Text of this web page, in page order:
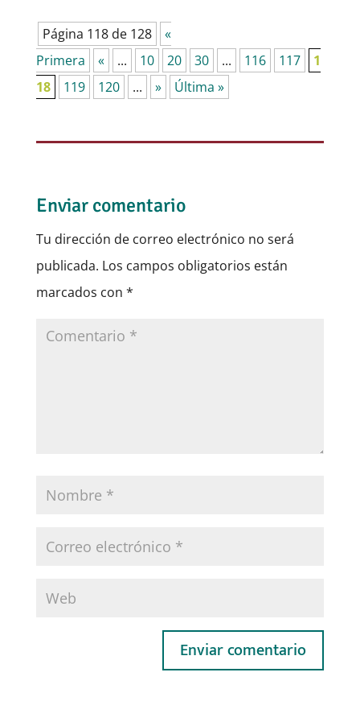
Página 118 de 128
«
Primera
« ... 10 20 30 ... 116 117
1
18
119 120 ... » Última »
Enviar comentario
Tu dirección de correo electrónico no será
publicada. Los campos obligatorios están
marcados con *